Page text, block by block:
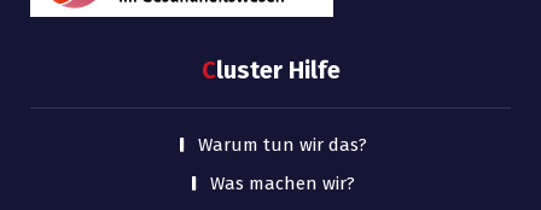
Cluster Hilfe
Warum tun wir das?
Was machen wir?